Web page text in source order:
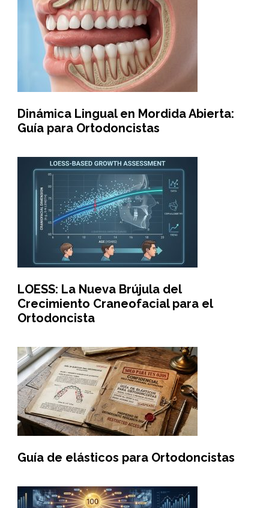
Dinámica Lingual en Mordida Abierta:
Guía para Ortodoncistas
LOESS: La Nueva Brújula del
Crecimiento Craneofacial para el
Ortodoncista
Guía de elásticos para Ortodoncistas